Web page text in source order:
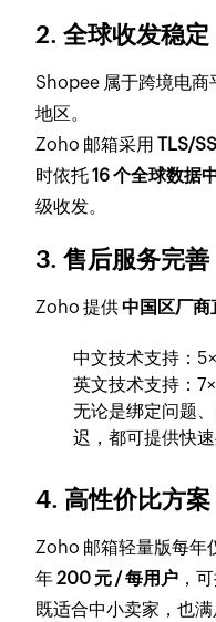
2. 全球收发稳
Shopee 属于跨境电
地区。
Zoho 邮箱采用TLS/
时依托16 个全球数据
级收发。
3. 售后服务完善
Zoho 提供中国区厂商
中文技术支持：
英文技术支持：
无论是绑定问题
迟，都可提供快速
4. 高性价比方案
Zoho 邮箱轻量版每年
年200 元 / 每用户 ，
既适合中小卖家，也